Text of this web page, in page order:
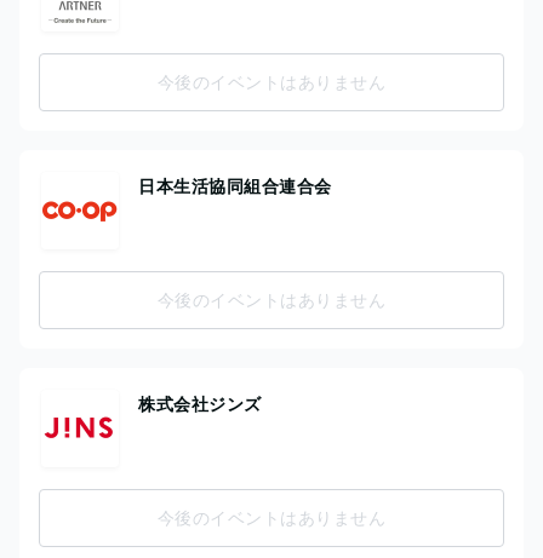
今後のイベントはありません
日本生活協同組合連合会
今後のイベントはありません
株式会社ジンズ
今後のイベントはありません